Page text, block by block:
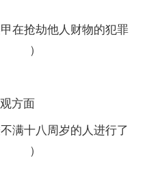
在抢劫他人财物的犯罪
）
方面
满十八周岁的人进行了
）